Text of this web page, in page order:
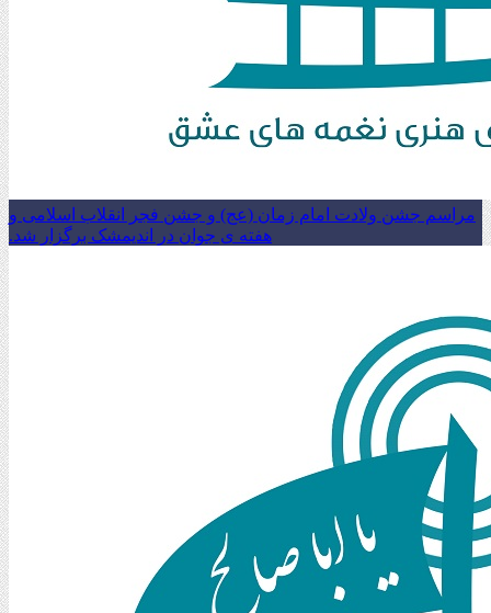
مراسم جشن ولادت امام زمان (عج) و جشن فجر انقلاب اسلامی و
هفته ی جوان در اندیمشک برگزار شد.